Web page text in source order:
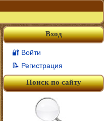
Вход
🔐 Войти
📝 Регистрация
Поиск по сайту